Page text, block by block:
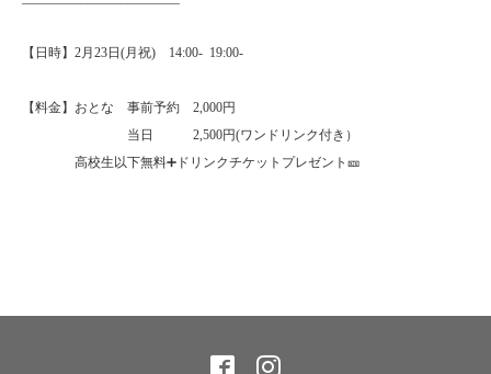
【日時】2月23日(月祝) 14:00- 19:00-
【料金】おとな 事前予約 2,000円
当日 2,500円(ワンドリンク付き）
高校生以下無料➕ドリンクチケットプレゼント🎫